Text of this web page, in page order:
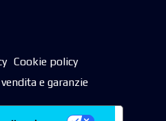
Cookie policy
e garanzie